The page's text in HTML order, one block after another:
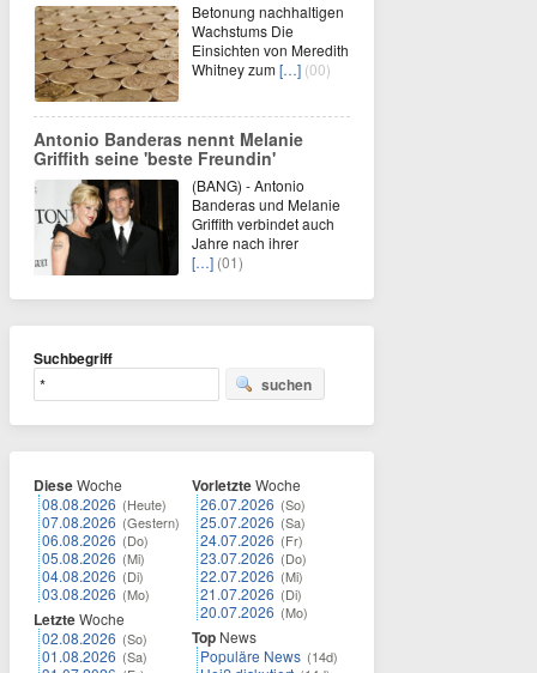
Betonung nachhaltigen
Wachstums Die
Einsichten von Meredith
Whitney zum[…] (00)
Antonio Banderas nennt Melanie
Griffith seine 'beste Freundin'
(BANG) - Antonio
Banderas und Melanie
Griffith verbindet auch
Jahre nach ihrer
[…] (01)
Suchbegriff
suchen
DieseWoche
08.08.2026 (Heute)
07.08.2026 (Gestern)
06.08.2026 (Do)
05.08.2026 (Mi)
04.08.2026 (Di)
03.08.2026 (Mo)
LetzteWoche
02.08.2026 (So)
01.08.2026 (Sa)
VorletzteWoche
26.07.2026 (So)
25.07.2026 (Sa)
24.07.2026 (Fr)
23.07.2026 (Do)
22.07.2026 (Mi)
21.07.2026 (Di)
20.07.2026 (Mo)
Top News
Populäre News (14d)